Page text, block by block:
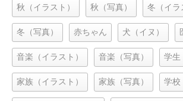
秋（イラスト） 秋（写真） 冬（イラ
冬（写真） 赤ちゃん 犬（イヌ）
音楽（イラスト） 音楽（写真） 学生
家族（イラスト） 家族（写真） 学校